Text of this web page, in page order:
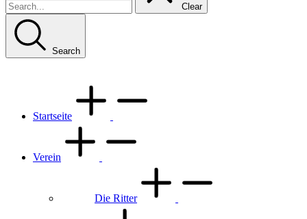
Clear
Search
Startseite
Verein
Die Ritter